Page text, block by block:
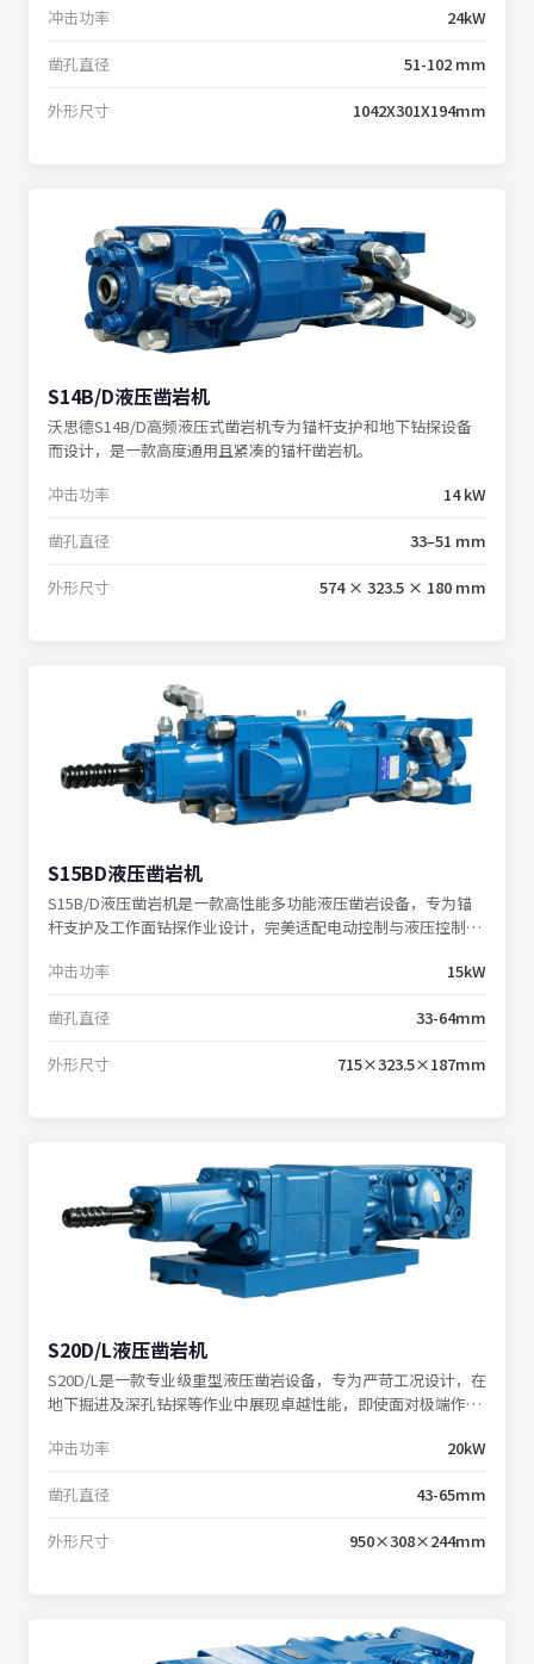
冲击功率 24kW
凿孔直径 51-102 mm
外形尺寸 1042X301X194mm
S14B/D液压凿岩机
沃思德S14B/D高频液压式凿岩机专为锚杆支护和地下钻探设备
而设计，是一款高度通用且紧凑的锚杆凿岩机。
冲击功率
14 kW
凿孔直径 33–51 mm
外形尺寸 574 × 323.5 × 180 mm
S15BD液压凿岩机
S15B/D液压凿岩机是一款高性能多功能液压凿岩设备，专为锚
杆支护及工作面钻探作业设计，完美适配电动控制与液压控制钻
冲击功率
15kW
凿孔直径 33-64mm
外形尺寸 715×323.5×187mm
S20D/L液压凿岩机
S20D/L是一款专业级重型液压凿岩设备，专为严苛工况设计，在
地下掘进及深孔钻探等作业中展现卓越性能，即使面对极端作业
冲击功率
20kW
凿孔直径 43-65mm
外形尺寸 950×308×244mm